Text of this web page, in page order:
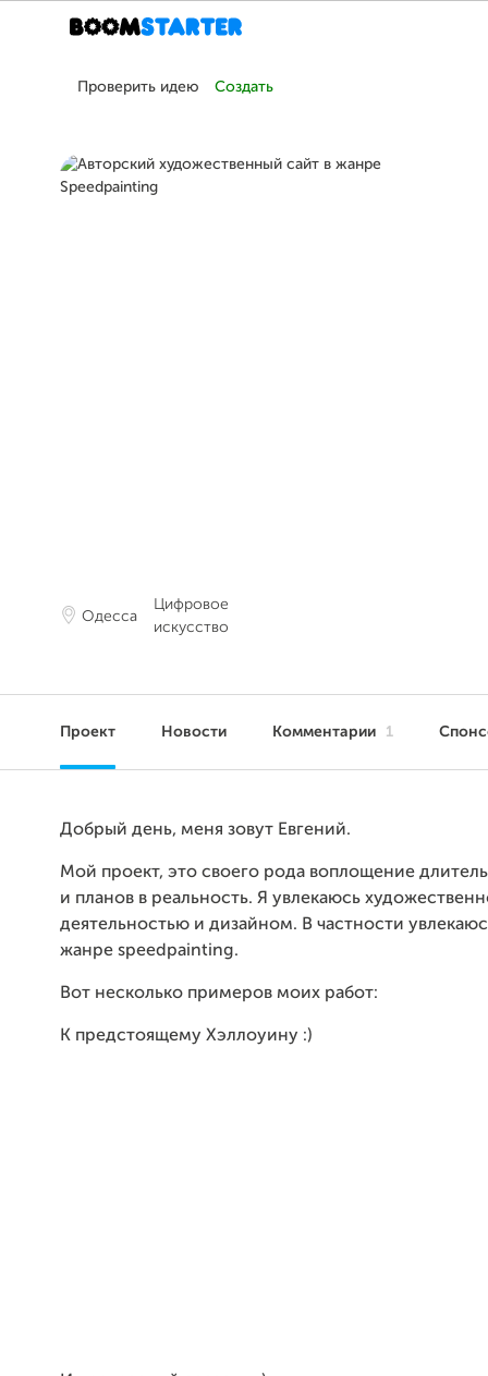
Проверить идею Создать
Одесса
Цифровое
искусство
Проект Новости Комментарии 1
Добрый день, меня зовут Евгений.
Мой проект, это своего рода воплощение
и планов в реальность. Я увлекаюсь
деятельностью и дизайном. В частности
жанре speedpainting.
Вот несколько примеров моих работ:
К предстоящему Хэллоуину :)